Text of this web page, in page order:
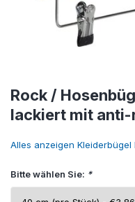
Rock /
lackiert mit
Alles anzeigen Kleiderbügel
Bitte wählen Sie: *